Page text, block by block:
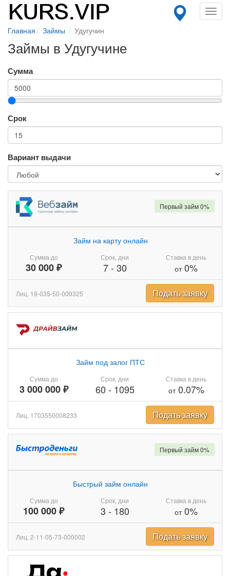
Главная Займы Удугучин
Займы в Удугучине
Сумма
Срок
Вариант выдачи
Сумма до
30 000 ₽
Займ на карту онлайн
Срок, дни
7- 30
Ставка в день
от0%
Первый займ 0%
Лиц. 19-035-50-009325 Подать заявку
Сумма до
3 000 000 ₽
Займ под залог ПТС
Срок, дни
60 - 1095
Ставка в день
от0.07%
Лиц. 1703550008233 Подать заявку
Сумма до
100 000 ₽
Быстрый займ онлайн
Срок, дни
3 - 180
Ставка в день
от0%
Первый займ 0%
Лиц. 2-11-05-73-000002 Подать заявку